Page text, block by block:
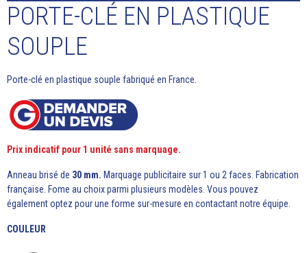
PORTE-CLÉ EN PLASTIQUE
SOUPLE
Porte-clé en plastique souple fabriqué en France.
Prix indicatif pour 1 unité sans marquage.
Anneau brisé de 30 mm. Marquage publicitaire sur 1 ou 2 faces. Fabrication
française. Fome au choix parmi plusieurs modèles. Vous pouvez
également optez pour une forme sur-mesure en contactant notre équipe.
COULEUR